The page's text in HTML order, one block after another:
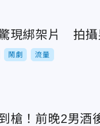
現綁架片 拍
鬧劇 流量
槍！前晚2男